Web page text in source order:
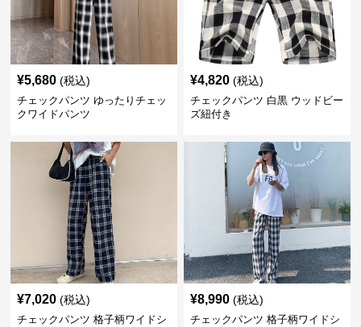
¥5,680 (税込)
チェックパンツ ゆったりチェッ
クワイドパンツ
¥4,820 (税込)
チェックパンツ 白黒 ウッドビー
ズ紐付き
¥7,020 (税込)
チェックパンツ 格子柄ワイドシ
¥8,990 (税込)
チェックパンツ 格子柄ワイドシ